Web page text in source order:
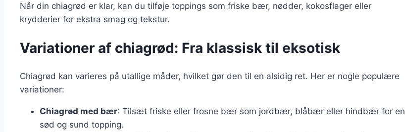
Når din chiagrød er klar, kan du tilføje toppings som friske bær, nødder, kokosflager eller
krydderier for ekstra smag og tekstur.
Variationer af chiagrød: Fra klassisk til eksotisk
Chiagrød kan varieres på utallige måder, hvilket gør den til en alsidig ret. Her er nogle populære
variationer:
Chiagrød med bær: Tilsæt friske eller frosne bær som jordbær, blåbær eller hindbær for en
sød og sund topping.